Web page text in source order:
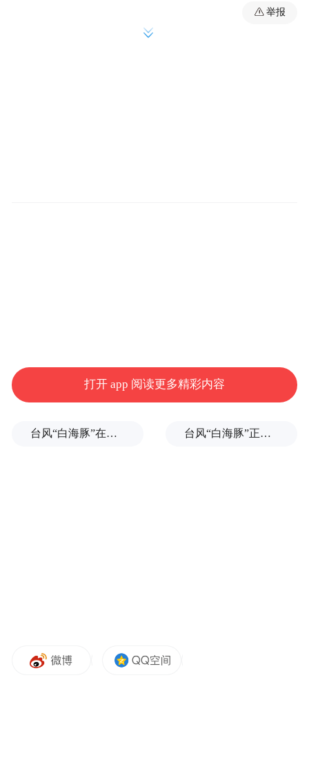
现存古城沿袭“凤凰城”的古老格局，城墙周
长3.7公里。城内东西南北四条主街，清晰勾
勒出明清县城的街巷肌理。
举报
打开 app 阅读更多精彩内容
台风“白海豚”在浙江玉环登陆，大片树木被吹倒 台风“白海豚”正式登陆